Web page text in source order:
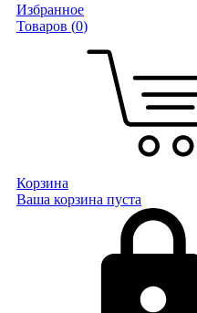
Избранное
Товаров (0)
Корзина
Ваша корзина пуста